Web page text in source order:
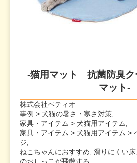
-猫用マット 抗菌防臭ク
マット-
株式会社ペティオ
事例 > 犬猫の暑さ・寒さ対策,
家具・アイテム > 犬猫用アイテム,
家具・アイテム > 犬猫用アイテム >
ジ,
ねこちゃんにおすすめ, 滑りにくい
のおしっこが飛散する